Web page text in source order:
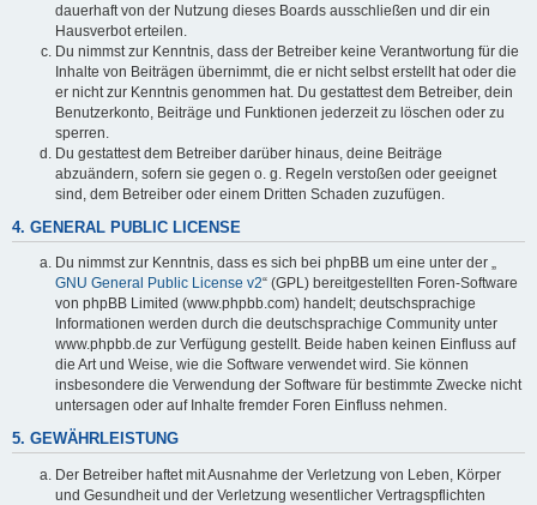
dauerhaft von der Nutzung dieses Boards ausschließen und dir ein
Hausverbot erteilen.
Du nimmst zur Kenntnis, dass der Betreiber keine Verantwortung für die
Inhalte von Beiträgen übernimmt, die er nicht selbst erstellt hat oder die
er nicht zur Kenntnis genommen hat. Du gestattest dem Betreiber, dein
Benutzerkonto, Beiträge und Funktionen jederzeit zu löschen oder zu
sperren.
Du gestattest dem Betreiber darüber hinaus, deine Beiträge
abzuändern, sofern sie gegen o. g. Regeln verstoßen oder geeignet
sind, dem Betreiber oder einem Dritten Schaden zuzufügen.
4. GENERAL PUBLIC LICENSE
Du nimmst zur Kenntnis, dass es sich bei phpBB um eine unter der „
GNU General Public License v2“ (GPL) bereitgestellten Foren-Software
von phpBB Limited (www.phpbb.com) handelt; deutschsprachige
Informationen werden durch die deutschsprachige Community unter
www.phpbb.de zur Verfügung gestellt. Beide haben keinen Einfluss auf
die Art und Weise, wie die Software verwendet wird. Sie können
insbesondere die Verwendung der Software für bestimmte Zwecke nicht
untersagen oder auf Inhalte fremder Foren Einfluss nehmen.
5. GEWÄHRLEISTUNG
Der Betreiber haftet mit Ausnahme der Verletzung von Leben, Körper
und Gesundheit und der Verletzung wesentlicher Vertragspflichten